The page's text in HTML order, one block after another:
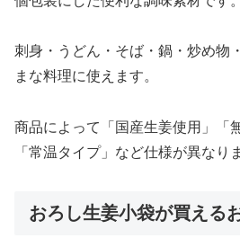
刺身・うどん・そば・鍋・炒め物
まな料理に使えます。
商品によって「国産生姜使用」「
「常温タイプ」など仕様が異なり
おろし生姜小袋が買える